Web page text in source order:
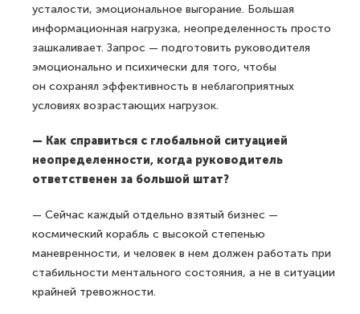
усталости, эмоциональное выгорание. Большая
информационная нагрузка, неопределенность просто
зашкаливает. Запрос — подготовить руководителя
эмоционально и психически для того, чтобы
он сохранял эффективность в неблагоприятных
условиях возрастающих нагрузок.
— Как справиться с глобальной ситуацией
неопределенности, когда руководитель
ответственен за большой штат?
— Сейчас каждый отдельно взятый бизнес —
космический корабль с высокой степенью
маневренности, и человек в нем должен работать при
стабильности ментального состояния, а не в ситуации
крайней тревожности.